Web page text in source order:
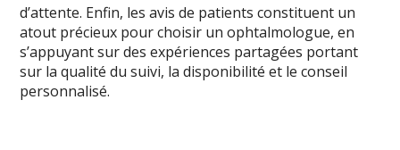
d’attente. Enfin, les avis de patients constituent un
atout précieux pour choisir un ophtalmologue, en
s’appuyant sur des expériences partagées portant
sur la qualité du suivi, la disponibilité et le conseil
personnalisé.